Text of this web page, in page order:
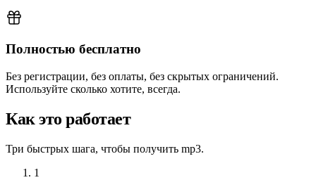
Полностью бесплатно
Без регистрации, без оплаты, без скрытых ограничений.
Используйте сколько хотите, всегда.
Как это работает
Три быстрых шага, чтобы получить mp3.
1